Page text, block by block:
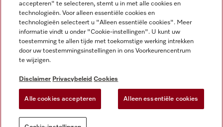
Disclaimer
Algemene voorwaarden en informatie
Privacybeleid
Gebruiksvoorwaarden
Toegankelijkheidsverklaring
Digital Services Act
Cookie-instellingen
accepteren" te selecteren, stemt u in met alle cookies en
technologieën. Voor alleen essentiële cookies en
technologieën selecteert u "Alleen essentiële cookies". Meer
informatie vindt u onder "Cookie-instellingen". U kunt uw
toestemming te allen tijde met toekomstige werking intrekken
door uw toestemmingsinstellingen in ons Voorkeurencentrum
te wijzigen.
Disclaimer Privacybeleid Cookies
Alle cookies accepteren Alleen essentiële cookies